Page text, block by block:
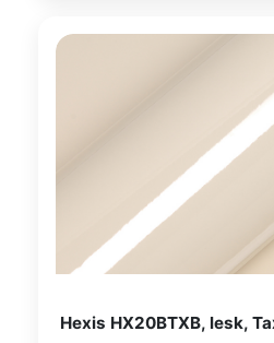
Hexis HX20BTXB, lesk,